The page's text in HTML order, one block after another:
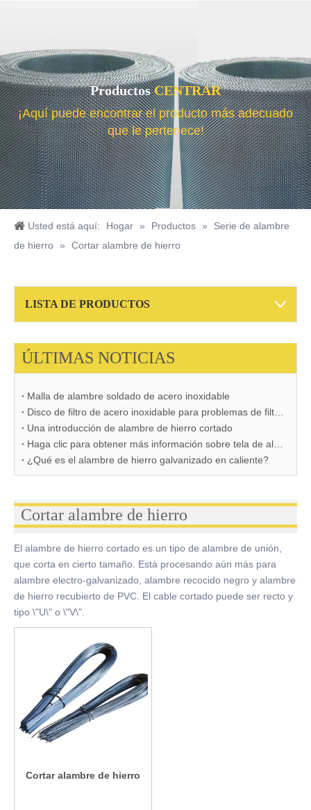
Productos CENTRAR
¡Aquí puede encontrar el producto más adecuado
que le pertenece!
Usted está aquí: Hogar » Productos »
Serie de alambre
de hierro » Cortar alambre de hierro
LISTA DE PRODUCTOS
ÚLTIMAS NOTICIAS
Malla de alambre soldado de acero inoxidable
Una introducción de alambre de hierro cortado
¿Qué es el alambre de hierro galvanizado en caliente?
Cortar alambre de hierro
El alambre de hierro cortado es un tipo de alambre de unión,
que corta en cierto tamaño. Está procesando aún más para
alambre electro-galvanizado, alambre recocido negro y alambre
de hierro recubierto de PVC. El cable cortado puede ser recto y
tipo \"U\" o \"V\".
Cortar alambre de hierro